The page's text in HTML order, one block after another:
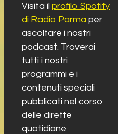
Visita il profilo Spotify
di Radio Parma per
ascoltare i nostri
podcast. Troverai
tutti i nostri
programmi e i
contenuti speciali
pubblicati nel corso
delle dirette
quotidiane